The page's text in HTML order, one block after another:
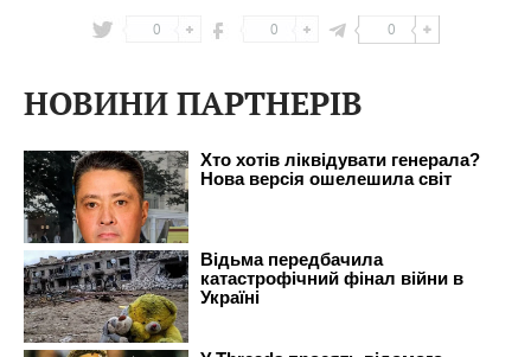
0 0 0
НОВИНИ ПАРТНЕРІВ